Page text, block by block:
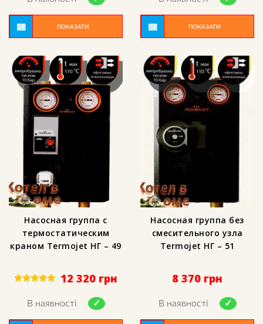
ПОКАЗАТИ ПОКАЗАТИ
Насосная группа с
термостатическим
краном Termojet НГ – 49
out of 5
12 320 грн
В наявності
Насосная группа без
смесительного узла
Termojet НГ – 51
8 370 грн
В наявності